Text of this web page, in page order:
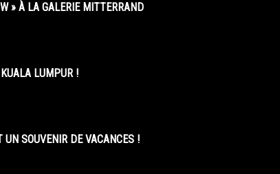
» À LA GALERIE MITTERRAND
LUMPUR !
SOUVENIR DE VACANCES !